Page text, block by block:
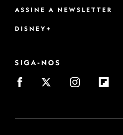
ASSINE A NEWSLETTER
DISNEY+
SIGA-NOS